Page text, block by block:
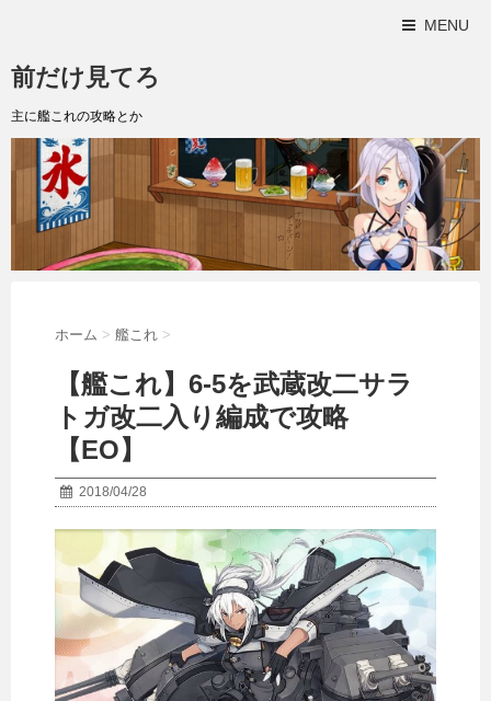
MENU
前だけ見てろ
主に艦これの攻略とか
ホーム > 艦これ >
【艦これ】6-5を武蔵改二サラ
トガ改二入り編成で攻略
【EO】
2018/04/28